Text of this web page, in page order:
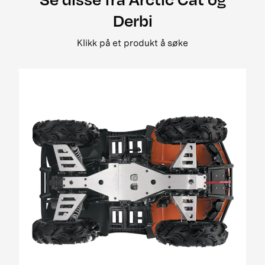
2008 650 3in1 pm street legal my i
2008 650 h1 street legal 0bc69
MY08-MY10 01[1]
2009 400 2x4 og 4x4 EFT
2009 500 TRV EFT PM Street Legal MY09
2009 650 H1 EFT PM T3
2009 700 H1 EFI Cruiser EFT PM Street Legal
MY09
2009 700 H1 EFI EFT Panther EFT PM MY09
2009 700 H1 EFI TRV EFT PM Street Legal MY09
01
Derbi
Klikk på et produkt å søke